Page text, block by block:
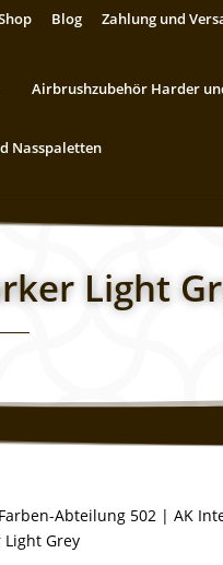
Blog Zahlung und
Airbrushzubehör Harder
Nasspaletten
Light
Abteilung 502 |AK
Grey